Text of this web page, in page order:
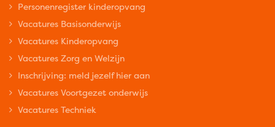
Personenregister kinderopvang
Vacatures Basisonderwijs
Vacatures Kinderopvang
Vacatures Zorg en Welzijn
Inschrijving: meld jezelf hier aan
Vacatures Voortgezet onderwijs
Vacatures Techniek